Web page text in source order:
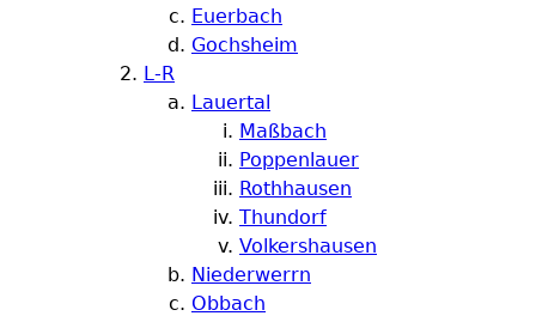
Euerbach
Gochsheim
L-R
Lauertal
Maßbach
Poppenlauer
Rothhausen
Thundorf
Volkershausen
Niederwerrn
Obbach